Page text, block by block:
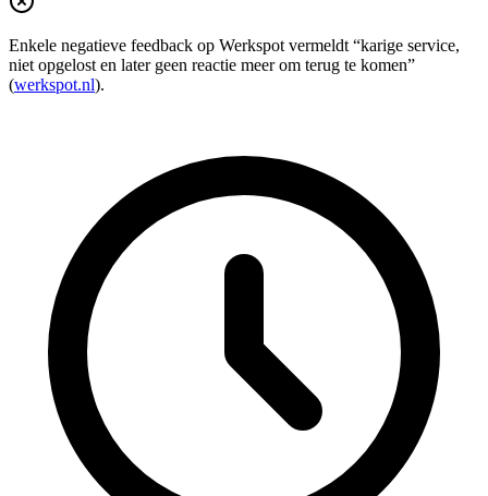
Enkele negatieve feedback op Werkspot vermeldt “karige service,
niet opgelost en later geen reactie meer om terug te komen”
(werkspot.nl).